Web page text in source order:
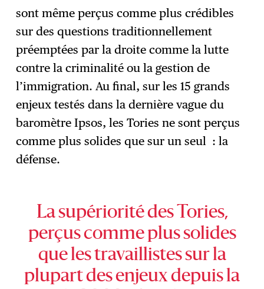
sont même perçus comme plus crédibles
sur des questions traditionnellement
préemptées par la droite comme la lutte
contre la criminalité ou la gestion de
l’immigration. Au final, sur les 15 grands
enjeux testés dans la dernière vague du
baromètre Ipsos, les Tories ne sont perçus
comme plus solides que sur un seul : la
défense.
La supériorité des Tories,
perçus comme plus solides
que les travaillistes sur la
plupart des enjeux depuis la